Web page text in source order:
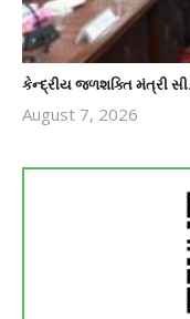
કેન્દ્રીય જળશક્તિ મંત્રી સી.
August 7, 2026